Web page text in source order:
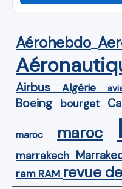
Aérohebdo
Airbus Algérie
Boeing bourget
maroc maroc
marrakech
ram RAM revue